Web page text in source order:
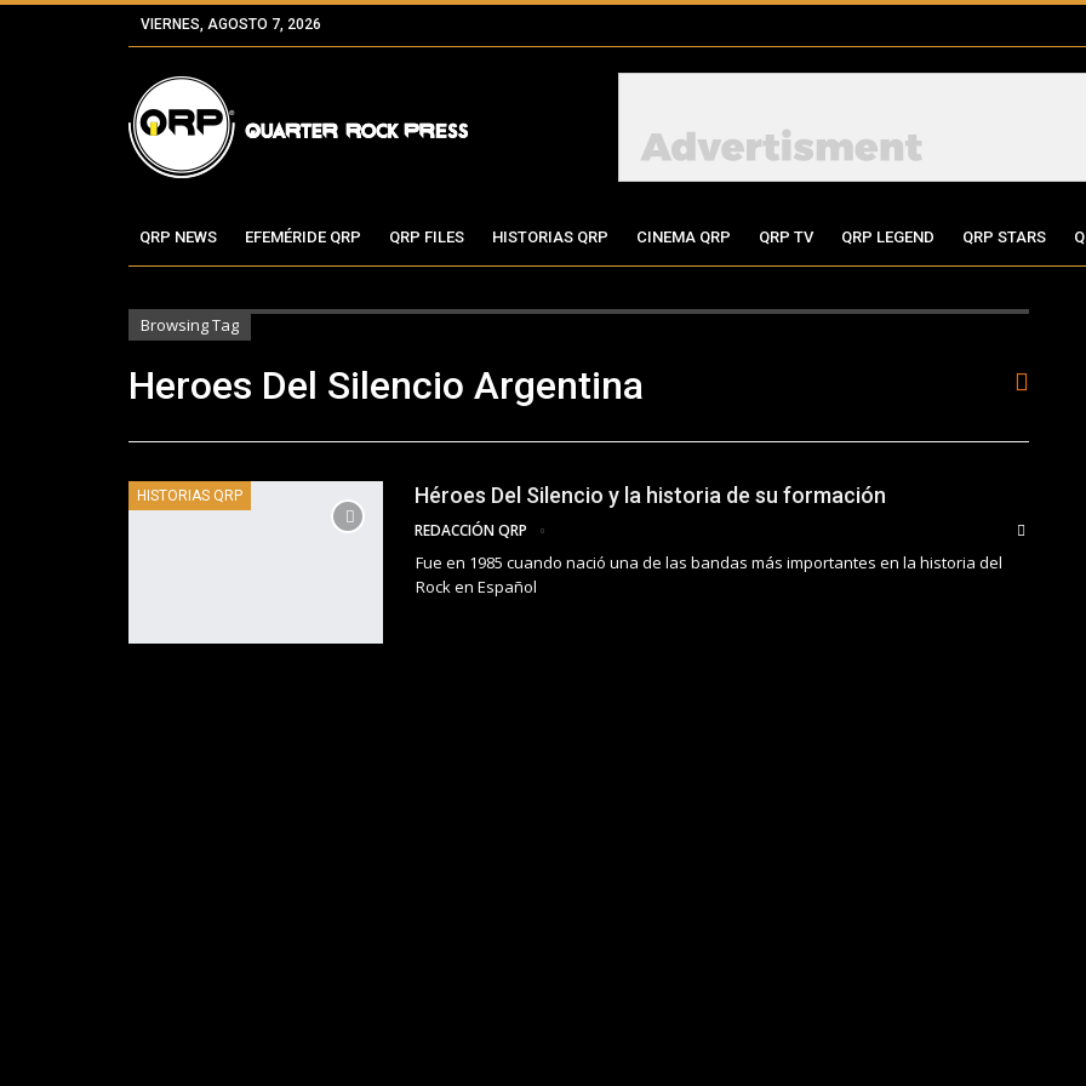
VIERNES, AGOSTO 7, 2026
QRP NEWS EFEMÉRIDE QRP QRP FILES HISTORIAS QRP CINEMA QRP QRP TV QRP LEGEND QRP STARS
Browsing Tag
Heroes Del Silencio Argentina
HISTORIAS QRP Héroes Del Silencio y la historia de su formación
REDACCIÓN QRP
Fue en 1985 cuando nació una de las bandas más importantes en la historia del
Rock en Español